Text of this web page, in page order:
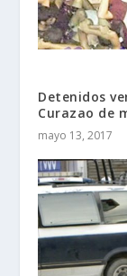
Detenidos
Curazao de
mayo 13, 2017